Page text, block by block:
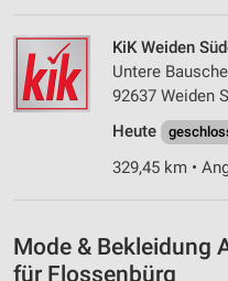
KiK Weiden
Untere
92637 Weiden
Heute
329,45 km •
Mode & Bekleidung
für Flossenbürg
Erstellung von Profilen für
Werbung
Verwendung von Profilen
personalisierter Werbung
Erstellung von Profilen
Verwendung von Profilen
personalisierter Inhalte